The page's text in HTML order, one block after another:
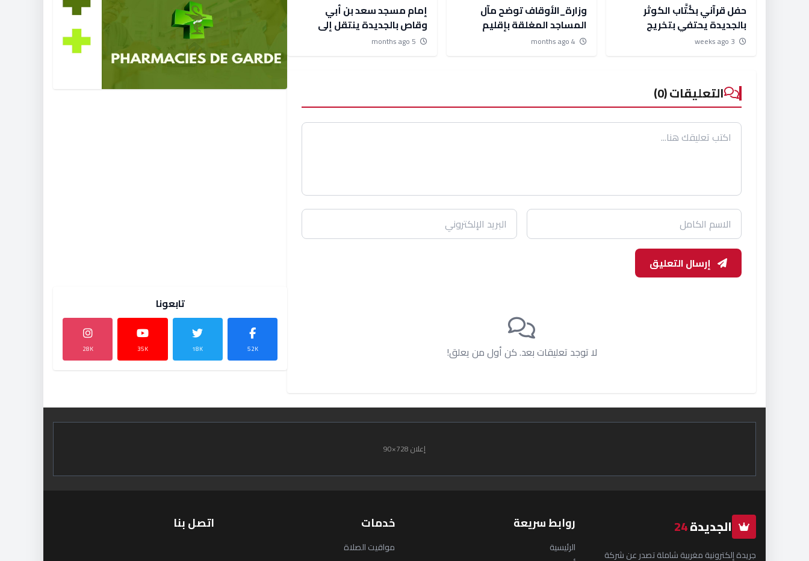
حفل قرآني بكُتَّاب الكوثر
بالجديدة يحتفي بتخريج
الدفعة الثانية من حفظة كتاب
وزارة_الأوقاف توضح مآل
المساجد المغلقة بإقليم
الجديدة وتكشف تفاصيل
إمام مسجد سعد بن أبي
وقاص بالجديدة ينتقل إلى
فرنسا خلال رمضان 1447هـ
التعليقات (0)
إرسال التعليق
لا توجد تعليقات بعد. كن أول من يعلق!
تابعونا
52K
18K
35K
28K
إعلان 728×90
الجديدة24
جريدة إلكترونية مغربية شاملة تصدر عن شركة
روابط سريعة
الرئيسية
خدمات
مواقيت الصلاة
اتصل بنا